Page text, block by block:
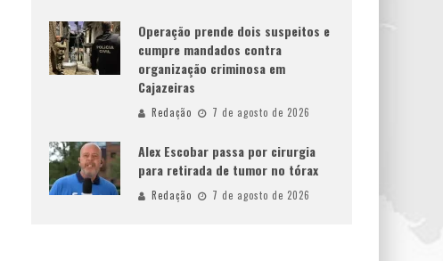
Operação prende dois suspeitos e
cumpre mandados contra
organização criminosa em
Cajazeiras
Redação 7 de agosto de 2026
Alex Escobar passa por cirurgia
para retirada de tumor no tórax
Redação 7 de agosto de 2026